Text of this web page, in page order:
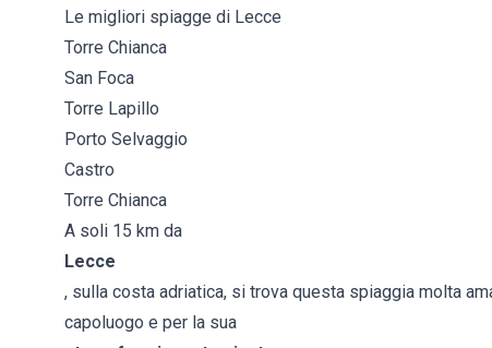
Le migliori spiagge di Lecce
Torre Chianca
San Foca
Torre Lapillo
Porto Selvaggio
Castro
Torre Chianca
A soli 15 km da
Lecce
, sulla costa adriatica, si trova questa spiaggia molta
capoluogo e per la sua